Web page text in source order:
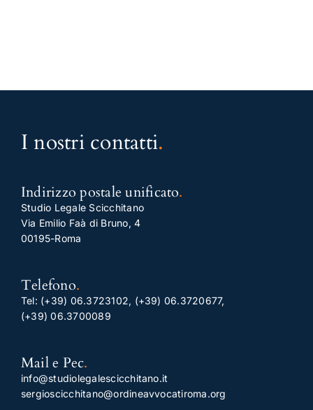
I nostri contatti.
Indirizzo postale unificato.
Studio Legale Scicchitano
Via Emilio Faà di Bruno, 4
00195-Roma
Telefono.
Tel: (+39) 06.3723102, (+39) 06.3720677,
(+39) 06.3700089
Mail e Pec.
info@studiolegalescicchitano.it
sergioscicchitano@ordineavvocatiroma.org